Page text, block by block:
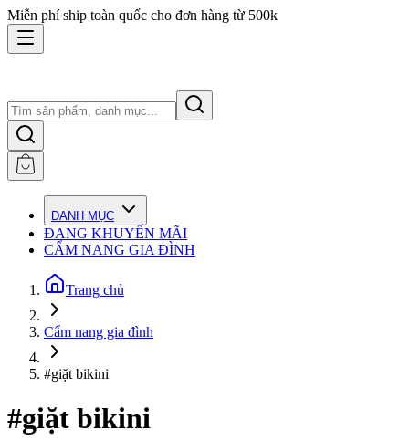
Miễn phí ship toàn quốc cho đơn hàng từ 500k
DANH MỤC
ĐANG KHUYẾN MÃI
CẨM NANG GIA ĐÌNH
Trang chủ
Cẩm nang gia đình
#giặt bikini
#giặt bikini